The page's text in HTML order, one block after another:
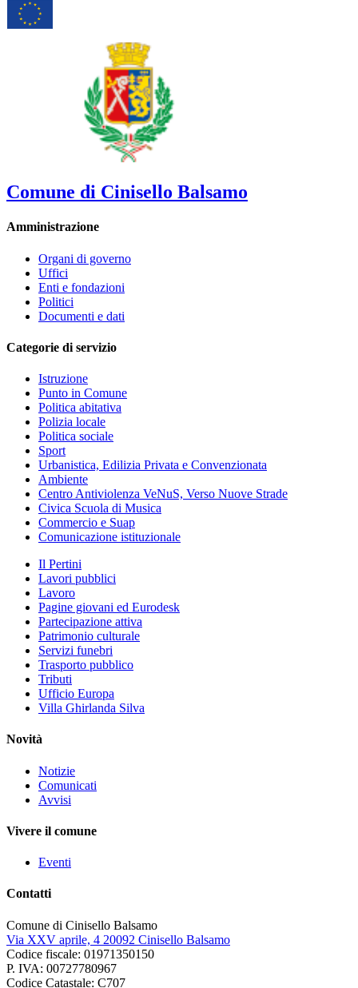
Comune di Cinisello Balsamo
Amministrazione
Organi di governo
Uffici
Enti e fondazioni
Politici
Documenti e dati
Categorie di servizio
Istruzione
Punto in Comune
Politica abitativa
Polizia locale
Politica sociale
Sport
Urbanistica, Edilizia Privata e Convenzionata
Ambiente
Centro Antiviolenza VeNuS, Verso Nuove Strade
Civica Scuola di Musica
Commercio e Suap
Comunicazione istituzionale
Il Pertini
Lavori pubblici
Lavoro
Pagine giovani ed Eurodesk
Partecipazione attiva
Patrimonio culturale
Servizi funebri
Trasporto pubblico
Tributi
Ufficio Europa
Villa Ghirlanda Silva
Novità
Notizie
Comunicati
Avvisi
Vivere il comune
Eventi
Contatti
Comune di Cinisello Balsamo
Via XXV aprile, 4 20092 Cinisello Balsamo
Codice fiscale: 01971350150
P. IVA: 00727780967
Codice Catastale: C707